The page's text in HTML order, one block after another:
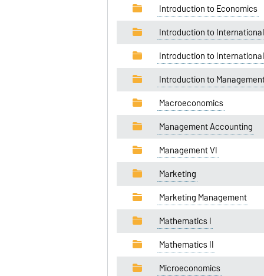
Introduction to Economics
Introduction to
Introduction to
Introduction to
Macroeconomics
Management Accounting
Management VI
Marketing
Marketing Management
Mathematics I
Mathematics II
Microeconomics